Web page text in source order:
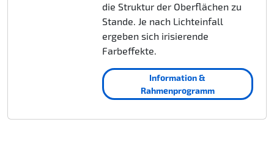
die Struktur der Oberflächen zu
Stande. Je nach Lichteinfall
ergeben sich irisierende
Farbeffekte.
Information &
Rahmenprogramm